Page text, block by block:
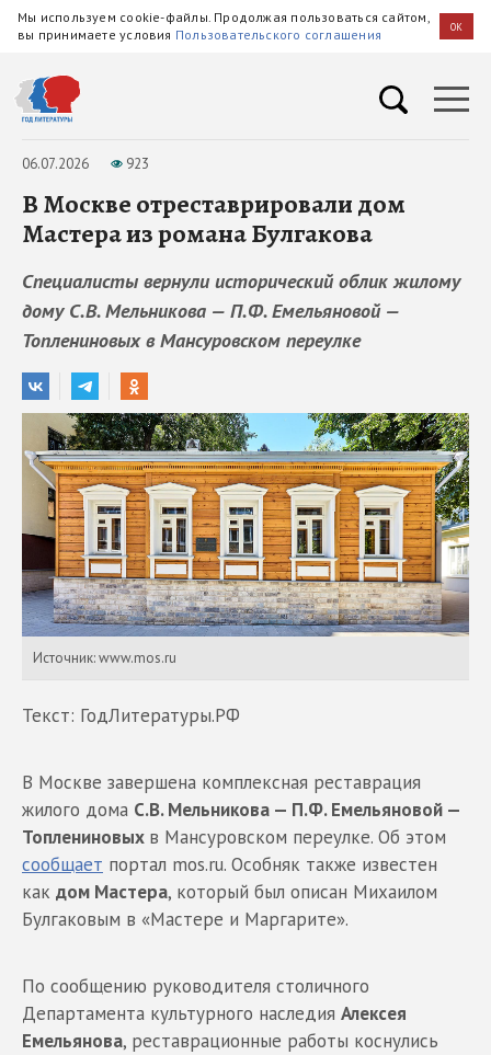
Мы используем cookie-файлы. Продолжая пользоваться сайтом,
вы принимаете условия Пользовательского соглашения OK
06.07.2026 923
В Москве отреставрировали дом
Мастера из романа Булгакова
Специалисты вернули исторический облик жилому
дому С.В. Мельникова — П.Ф. Емельяновой —
Топлениновых в Мансуровском переулке
Источник: www.mos.ru
Текст: ГодЛитературы.РФ
В Москве завершена комплексная реставрация
жилого дома С.В. Мельникова — П.Ф. Емельяновой —
Топлениновых в Мансуровском переулке. Об этом
сообщает портал mos.ru. Особняк также известен
как дом Мастера, который был описан Михаилом
Булгаковым в «Мастере и Маргарите».
По сообщению руководителя столичного
Департамента культурного наследия Алексея
Емельянова, реставрационные работы коснулись